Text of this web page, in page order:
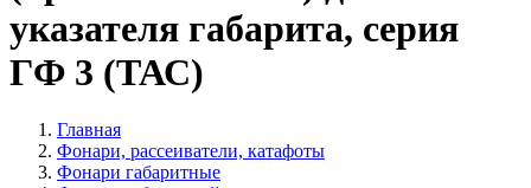
указателя габарита, серия
ГФ 3 (ТАС)
Главная
Фонари, рассеиватели, катафоты
Фонари габаритные